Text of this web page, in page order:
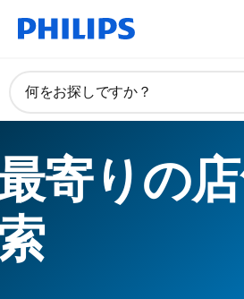
何をお探しですか？
寄りの